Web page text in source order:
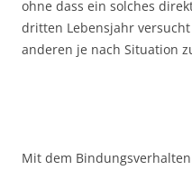
ohne dass ein solches
dritten Lebensjahr
anderen je nach Situation
Mit dem Bindungsverhalten